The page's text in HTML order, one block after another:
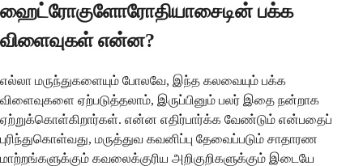
ஹைட்ரோகுளோரோதியாசைடின் பக்க
விளைவுகள் என்ன?
எல்லா மருந்துகளையும் போலவே, இந்த கலவையும் பக்க
விளைவுகளை ஏற்படுத்தலாம், இருப்பினும் பலர் இதை நன்றாக
ஏற்றுக்கொள்கிறார்கள். என்ன எதிர்பார்க்க வேண்டும் என்பதைப்
புரிந்துகொள்வது, மருத்துவ கவனிப்பு தேவைப்படும் சாதாரண
மாற்றங்களுக்கும் கவலைக்குரிய அறிகுறிகளுக்கும் இடையே